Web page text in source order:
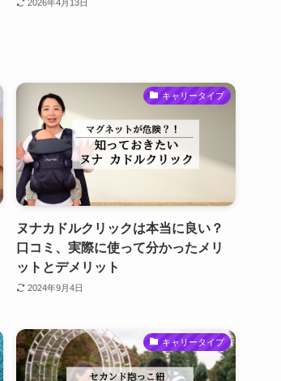
2026年4月13日
キャリータイプ
ヌナカドルクリックは本当に良い？
口コミ、実際に使って分かったメリ
ットとデメリット
2024年9月4日
キャリータイプ